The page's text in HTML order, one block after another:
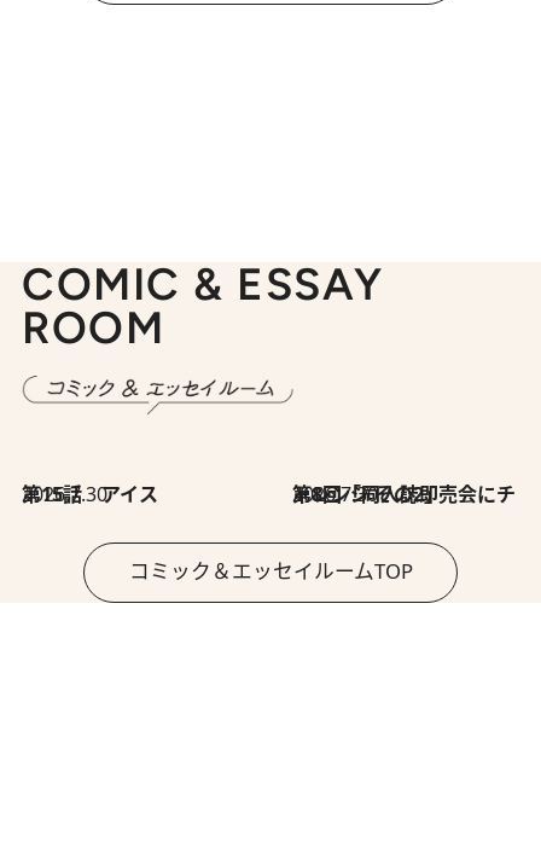
COMIC & ESSAY
ROOM
2026.7.30
第15話 アイス 2026.7.30
第8回「同人誌即売会にチャレンジ その2」
コミック＆エッセイルームTOP